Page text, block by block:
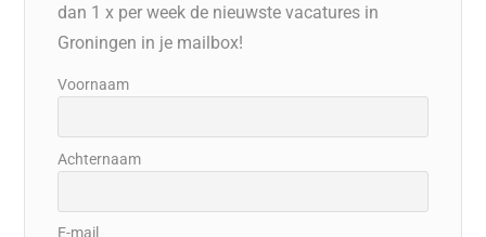
dan 1 x per week de nieuwste vacatures in
Groningen in je mailbox!
Voornaam
Achternaam
E-mail